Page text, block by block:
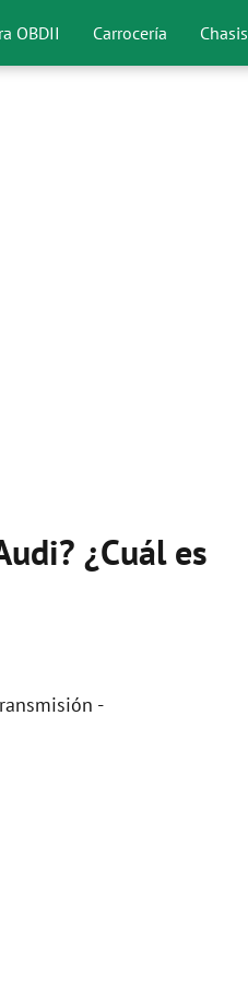
OBDII Carrocería Chasis
¿Cuál es
-